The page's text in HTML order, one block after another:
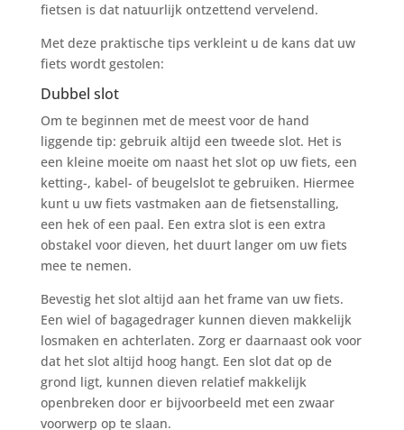
fietsen is dat natuurlijk ontzettend vervelend.
Met deze praktische tips verkleint u de kans dat uw
fiets wordt gestolen:
Dubbel slot
Om te beginnen met de meest voor de hand
liggende tip: gebruik altijd een tweede slot. Het is
een kleine moeite om naast het slot op uw fiets, een
ketting-, kabel- of beugelslot te gebruiken. Hiermee
kunt u uw fiets vastmaken aan de fietsenstalling,
een hek of een paal. Een extra slot is een extra
obstakel voor dieven, het duurt langer om uw fiets
mee te nemen.
Bevestig het slot altijd aan het frame van uw fiets.
Een wiel of bagagedrager kunnen dieven makkelijk
losmaken en achterlaten. Zorg er daarnaast ook voor
dat het slot altijd hoog hangt. Een slot dat op de
grond ligt, kunnen dieven relatief makkelijk
openbreken door er bijvoorbeeld met een zwaar
voorwerp op te slaan.